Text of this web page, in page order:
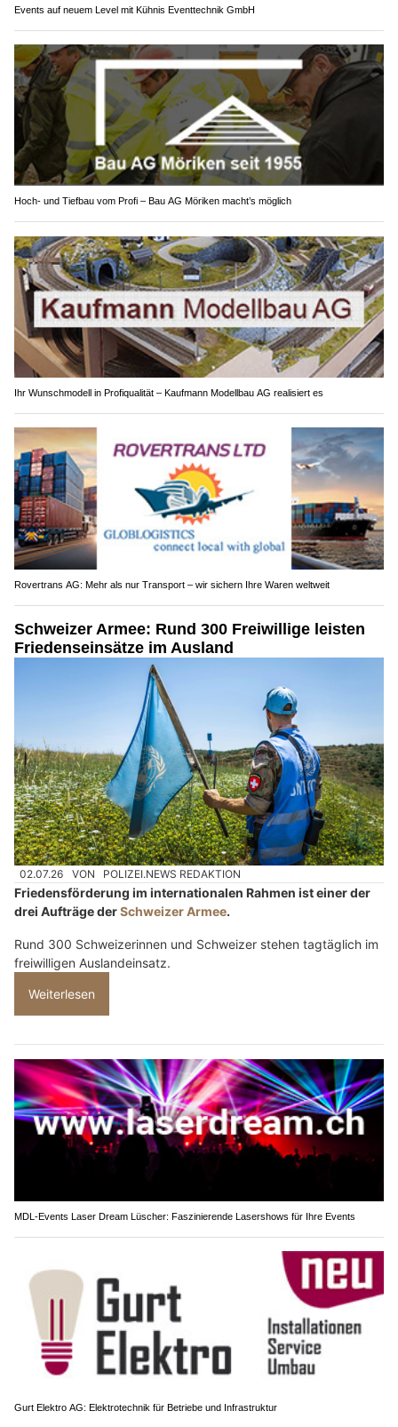
Events auf neuem Level mit Kühnis Eventtechnik GmbH
Hoch- und Tiefbau vom Profi – Bau AG Möriken macht’s möglich
Ihr Wunschmodell in Profiqualität – Kaufmann Modellbau AG realisiert es
Rovertrans AG: Mehr als nur Transport – wir sichern Ihre Waren weltweit
Schweizer Armee: Rund 300 Freiwillige leisten
Friedenseinsätze im Ausland
02.07.26 VON POLIZEI.NEWS REDAKTION
Friedensförderung im internationalen Rahmen ist einer der
drei Aufträge derSchweizer Armee.
Rund 300 Schweizerinnen und Schweizer stehen tagtäglich im
freiwilligen Auslandeinsatz.
Weiterlesen
MDL-Events Laser Dream Lüscher: Faszinierende Lasershows für Ihre Events
Gurt Elektro AG: Elektrotechnik für Betriebe und Infrastruktur